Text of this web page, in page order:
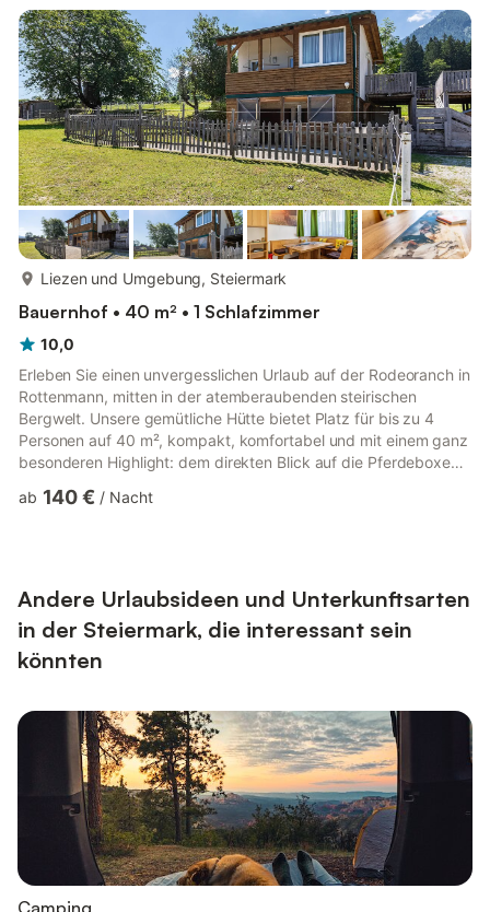
ersten Sonnenstrahlen, die über das Kreuzeck aufgeht.
Gemütlich wird einmal über die Tagesaktivitäten geplaudert.
Zurü...
Liezen und Umgebung, Steiermark
Bauernhof • 40 m² • 1 Schlafzimmer
10,0
Erleben Sie einen unvergesslichen Urlaub auf der Rodeoranch in
Rottenmann, mitten in der atemberaubenden steirischen
Bergwelt. Unsere gemütliche Hütte bietet Platz für bis zu 4
Personen auf 40 m², kompakt, komfortabel und mit einem ganz
besonderen Highlight: dem direkten Blick auf die Pferdeboxen
Panzerglaswand können Sie Ihre eigenen majestätischen
Ortes prägen und t...
ab 140 € / Nacht
Andere Urlaubsideen und Unterkunftsarten
in der Steiermark, die interessant sein
könnten
Camping